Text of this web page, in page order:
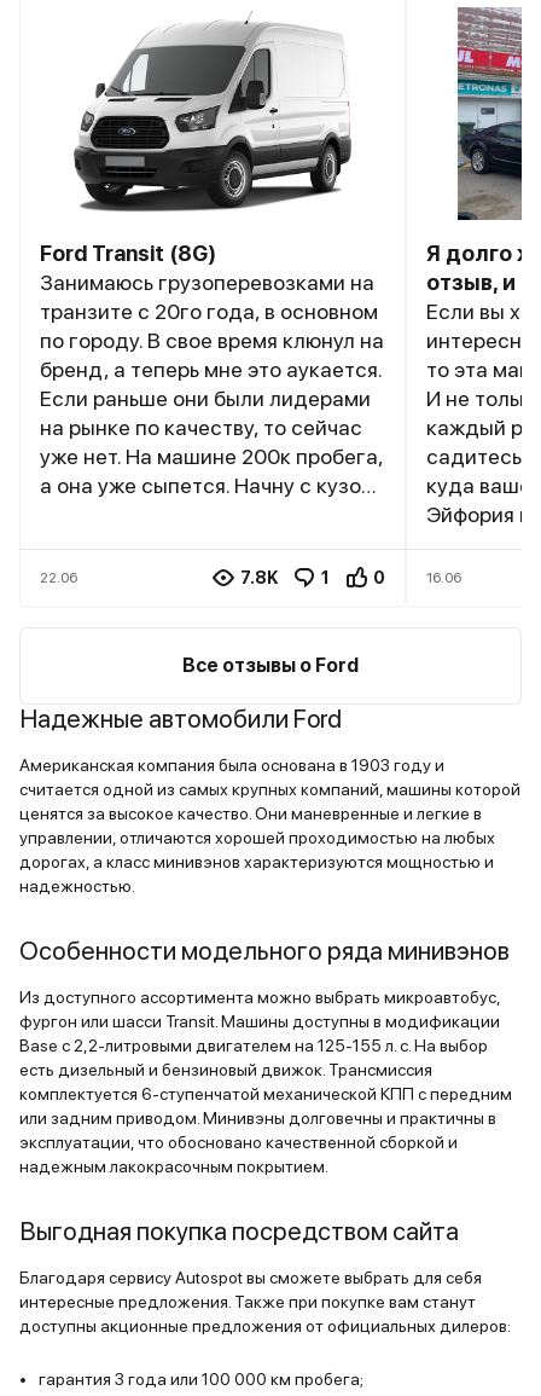
Ford Transit (8G)
Занимаюсь грузоперевозками на
транзите с 20го года, в основном
по городу. В свое время клюнул на
бренд, а теперь мне это аукается.
Если раньше они были лидерами
на рынке по качеству, то сейчас
уже нет. На машине 200к пробега,
а она уже сыпется. Начну с кузова
мб соль на дорогах, но скорее
не у меня одного такая проблема.
Далее топливная система – я 4
оригинальная стоит 12к. Чувствую
брать я уже не знаю, с запчастями
сейчас дефицит. До санкций еще
терпимо было, а теперь совсем
дорого ее обслуживать стало
22.06 7.8K 1 0
Я долго
отзыв, и
Если вы
то эта
И не
каждый
садитесь,
куда
Эйфория
пасмурных
еду в
какие
ребята,
этому
довольно
давай уже,
наглая
крутая
конечно
маленький
тачек,
Вау мам,
Мустанг!
слышать) Что касаемо запчастей
16.06
Все отзывы о Ford
Надежные автомобили Ford
Американская компания была основана в 1903 году и
считается одной из самых крупных компаний, машины которой
ценятся за высокое качество. Они маневренные и легкие в
управлении, отличаются хорошей проходимостью на любых
дорогах, а класс минивэнов характеризуются мощностью и
надежностью.
Особенности модельного ряда минивэнов
Из доступного ассортимента можно выбрать микроавтобус,
фургон или шасси Transit. Машины доступны в модификации
Base с 2,2-литровыми двигателем на 125-155 л. с. На выбор
есть дизельный и бензиновый движок. Трансмиссия
комплектуется 6-ступенчатой механической КПП с передним
или задним приводом. Минивэны долговечны и практичны в
эксплуатации, что обосновано качественной сборкой и
надежным лакокрасочным покрытием.
Выгодная покупка посредством сайта
Благодаря сервису Autospot вы сможете выбрать для себя
интересные предложения. Также при покупке вам станут
доступны акционные предложения от официальных дилеров:
гарантия 3 года или 100 000 км пробега;